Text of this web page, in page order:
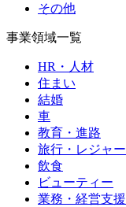
その他
事業領域一覧
HR・人材
住まい
結婚
車
教育・進路
旅行・レジャー
飲食
ビューティー
業務・経営支援